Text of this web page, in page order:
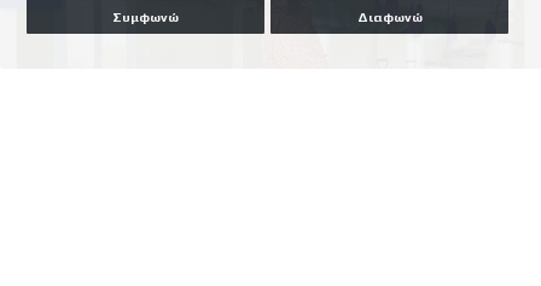
Συμφωνώ Διαφωνώ